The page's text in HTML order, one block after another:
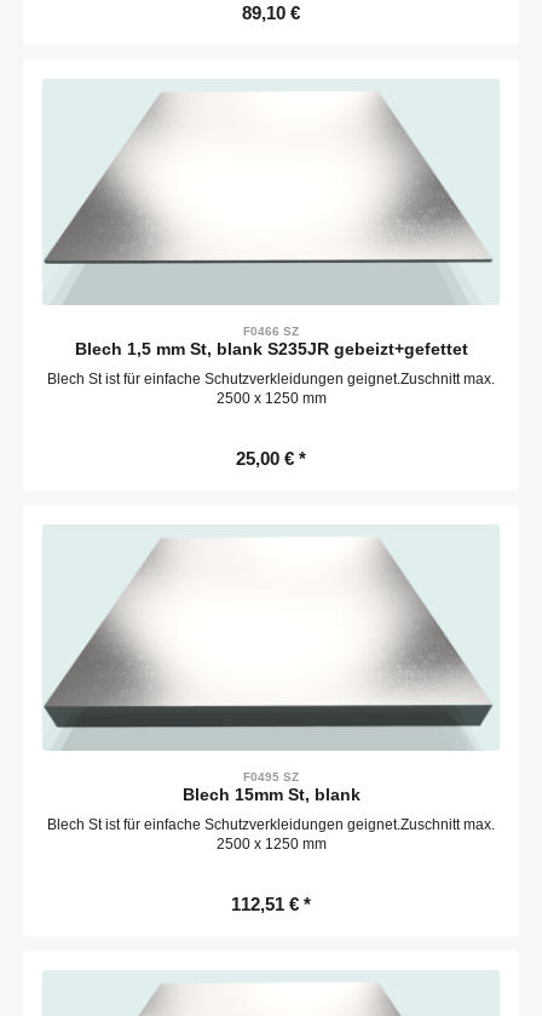
Regulärer Preis:
89,10 €
F0466 SZ
Blech 1,5 mm St, blank S235JR gebeizt+gefettet
Blech St ist für einfache Schutzverkleidungen geignet.Zuschnitt max.
2500 x 1250 mm
25,00 € *
F0495 SZ
Blech 15mm St, blank
Blech St ist für einfache Schutzverkleidungen geignet.Zuschnitt max.
2500 x 1250 mm
112,51 € *